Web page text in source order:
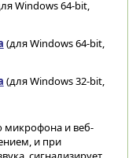
Windows 64-bit,
(для Windows 64-bit,
(для Windows 32-bit,
микрофона и веб-
и при